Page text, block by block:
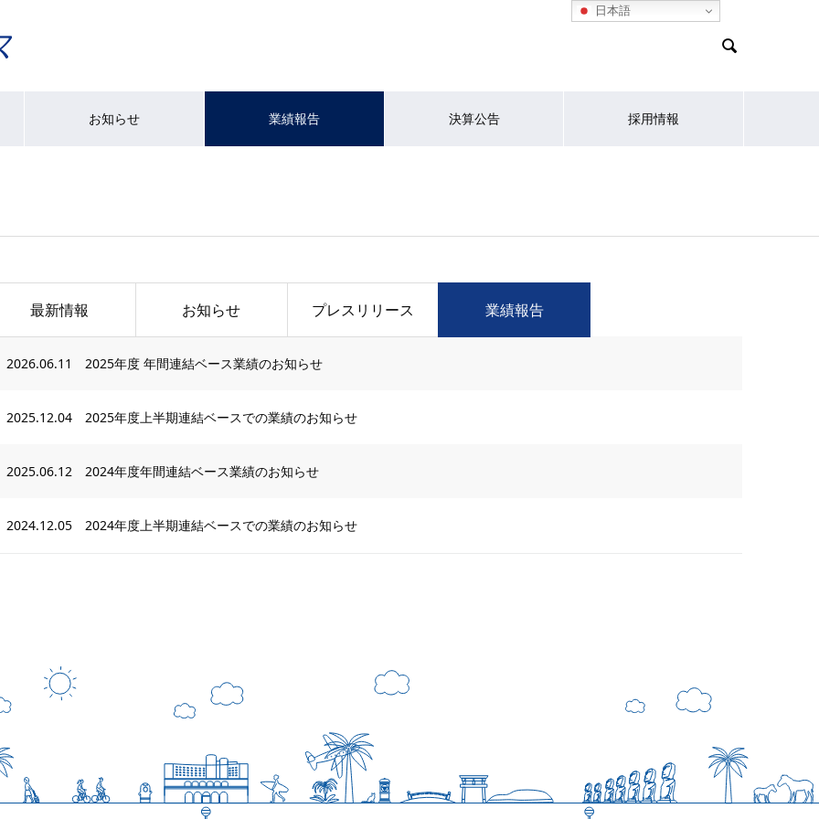

お知らせ 業績報告 決算公告 採用情報
最新情報 お知らせ プレスリリース 業績報告
2026.06.11 2025年度 年間連結ベース業績のお知らせ
2025.12.04 2025年度上半期連結ベースでの業績のお知らせ
2025.06.12 2024年度年間連結ベース業績のお知らせ
2024.12.05 2024年度上半期連結ベースでの業績のお知らせ
日本語